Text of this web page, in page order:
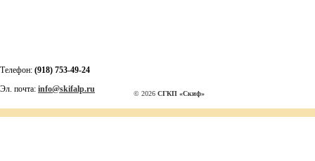
Телефон: (918) 753-49-24
Эл. почта: info@skifalp.ru © 2026 СГКП «Скиф»